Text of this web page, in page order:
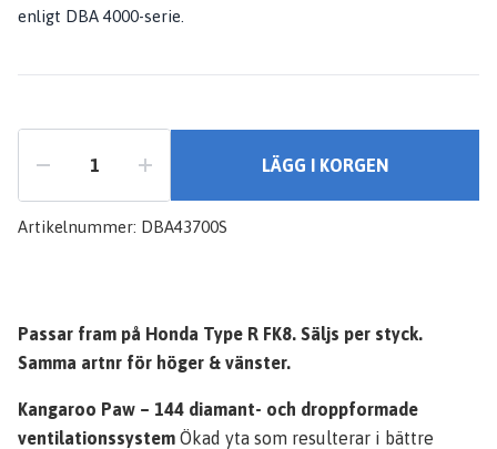
enligt DBA 4000-serie.
LÄGG I KORGEN
Artikelnummer: DBA43700S
Passar fram på Honda Type R FK8. Säljs per styck.
Samma artnr för höger & vänster.
Kangaroo Paw – 144 diamant- och droppformade
ventilationssystem Ökad yta som resulterar i bättre